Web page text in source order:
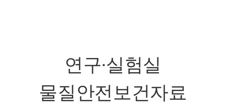
연구∙실험실
물질안전보건자료